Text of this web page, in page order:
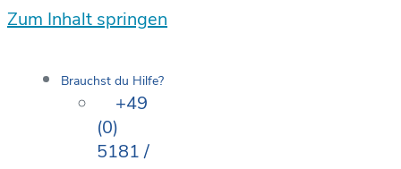
Zum Inhalt springen
Brauchst du Hilfe?
+49
(0)
5181 /